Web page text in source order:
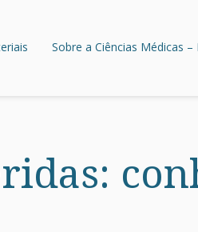
Sobre a Ciências Médicas –